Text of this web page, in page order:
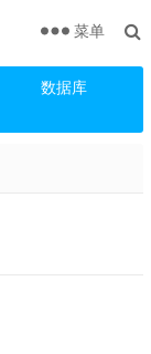
数据库
菜单